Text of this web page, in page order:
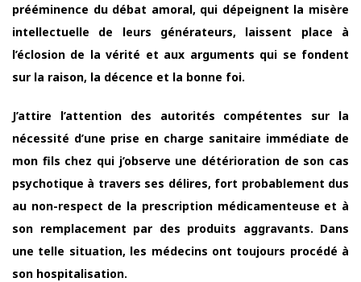
prééminence du débat amoral, qui dépeignent la misère
intellectuelle de leurs générateurs, laissent place à
l’éclosion de la vérité et aux arguments qui se fondent
sur la raison, la décence et la bonne foi.
J’attire l’attention des autorités compétentes sur la
nécessité d’une prise en charge sanitaire immédiate de
mon fils chez qui j’observe une détérioration de son cas
psychotique à travers ses délires, fort probablement dus
au non-respect de la prescription médicamenteuse et à
son remplacement par des produits aggravants. Dans
une telle situation, les médecins ont toujours procédé à
son hospitalisation.